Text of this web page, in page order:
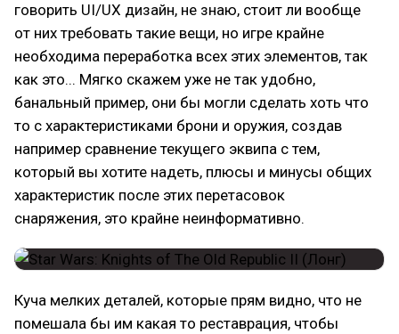
говорить UI/UX дизайн, не знаю, стоит ли вообще
от них требовать такие вещи, но игре крайне
необходима переработка всех этих элементов, так
как это... Мягко скажем уже не так удобно,
банальный пример, они бы могли сделать хоть что
то с характеристиками брони и оружия, создав
например сравнение текущего эквипа с тем,
который вы хотите надеть, плюсы и минусы общих
характеристик после этих перетасовок
снаряжения, это крайне неинформативно.
Куча мелких деталей, которые прям видно, что не
помешала бы им какая то реставрация, чтобы